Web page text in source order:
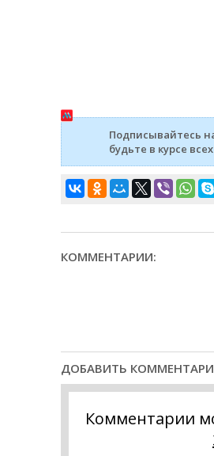
Подписывайтесь
будьте в курсе
КОММЕНТАРИИ:
ДОБАВИТЬ
Комментарии